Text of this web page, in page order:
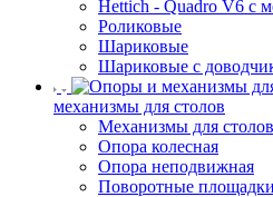
Hettich - Quadro V6 с
Роликовые
Шариковые
Шариковые с
механизмы для столов
Механизмы для столов
Опора колесная
Опора неподвижная
Поворотные площадки